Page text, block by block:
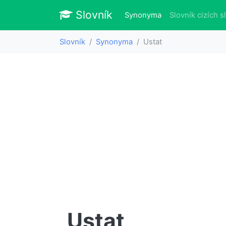
Slovník Slovník
Synonyma(aktuálně)
Slovník cizích
Slovník Synonyma Ustat
Ustat